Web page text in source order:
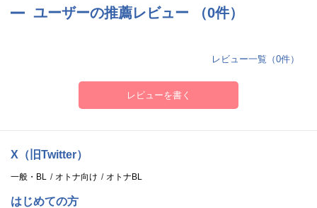
ユーザーの推薦レビュー （0件）
レビュー一覧（0件）
レビューを書く
X（旧Twitter）
一般・BL オトナ向け オトナBL
はじめての方